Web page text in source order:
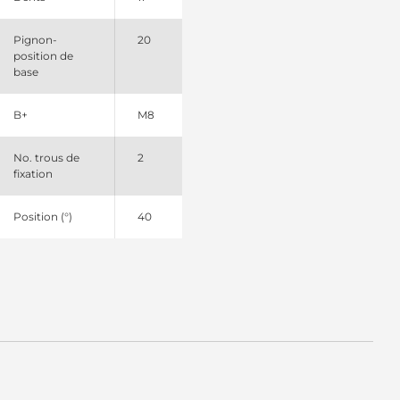
Pignon-
position de
base
20
B+ M8
No. trous de
fixation
2
Position (°) 40